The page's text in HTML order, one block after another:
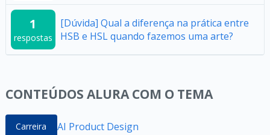
1
respostas
[Dúvida] Qual a diferença na prática entre
HSB e HSL quando fazemos uma arte?
CONTEÚDOS ALURA COM O TEMA
Carreira AI Product Design